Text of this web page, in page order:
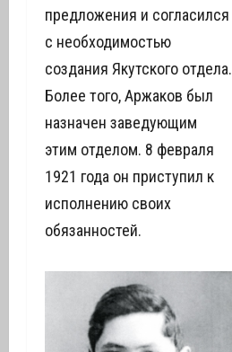
предложения и согласился
с необходимостью
создания Якутского отдела.
Более того, Аржаков был
назначен заведующим
этим отделом. 8 февраля
1921 года он приступил к
исполнению своих
обязанностей.